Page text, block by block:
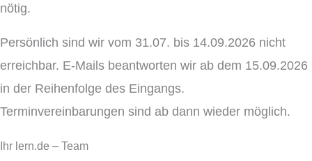
nötig.
Persönlich sind wir vom 31.07. bis 14.09.2026 nicht
erreichbar. E-Mails beantworten wir ab dem 15.09.2026
in der Reihenfolge des Eingangs.
Terminvereinbarungen sind ab dann wieder möglich.
Ihr lern.de – Team